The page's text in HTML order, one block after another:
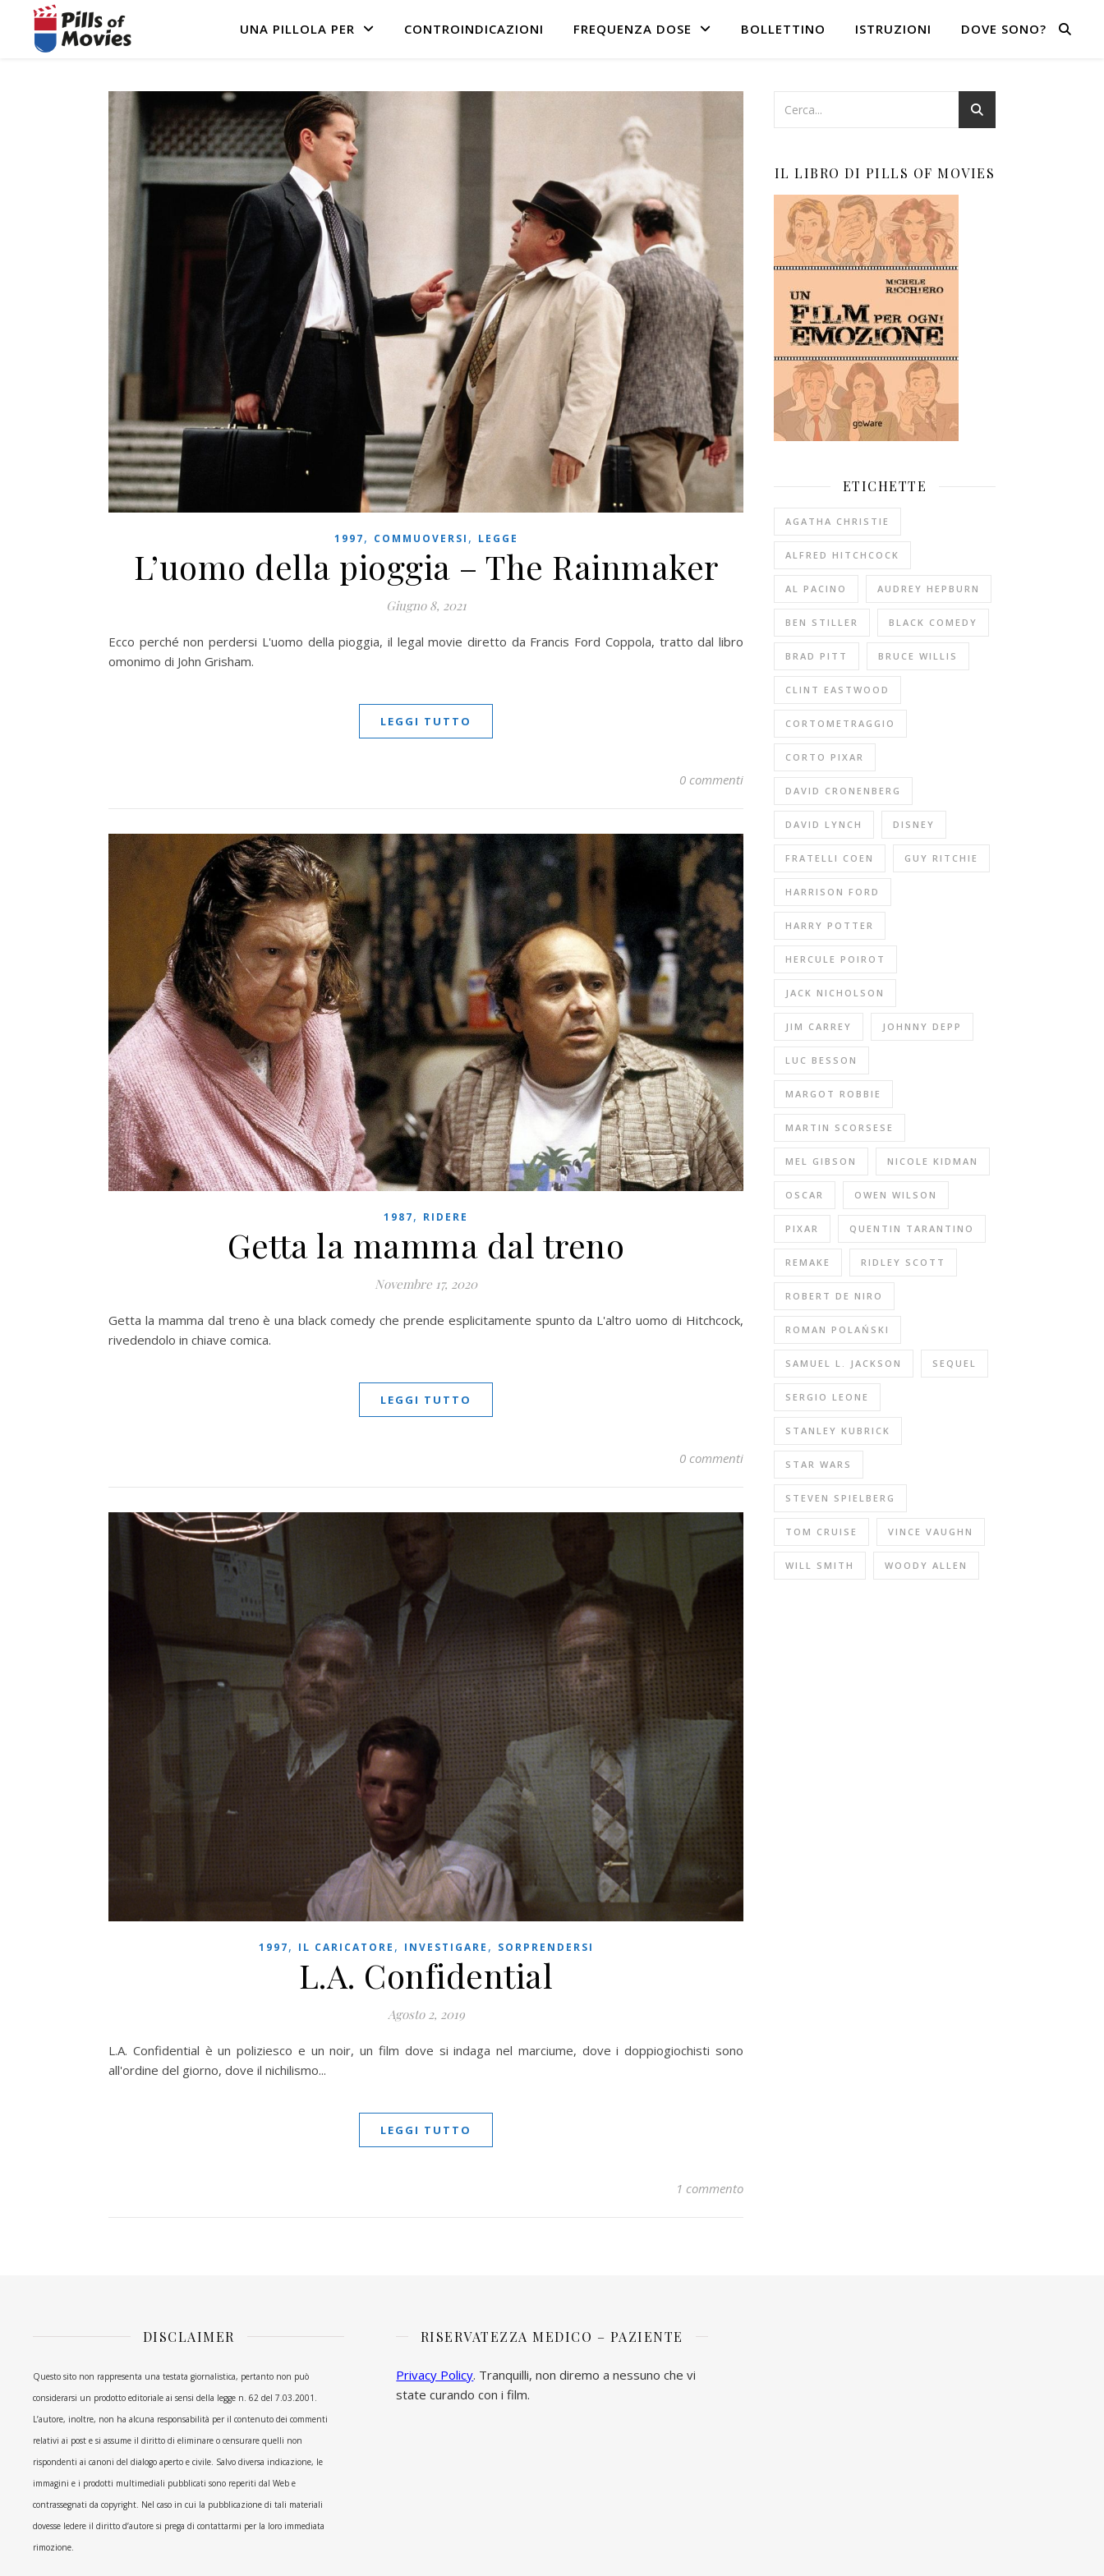
UNA PILLOLA PER CONTROINDICAZIONI FREQUENZA DOSE BOLLETTINO ISTRUZIONI DOVE SONO?
1997, COMMUOVERSI , LEGGE
L’uomo della pioggia – The Rainmaker
Giugno 8, 2021
Ecco perché non perdersi L'uomo della pioggia, il legal movie diretto da Francis Ford Coppola, tratto dal libro
omonimo di John Grisham.
LEGGI TUTTO
0 commenti
1987, RIDERE
Getta la mamma dal treno
Novembre 17, 2020
Getta la mamma dal treno è una black comedy che prende esplicitamente spunto da L'altro uomo di Hitchcock,
rivedendolo in chiave comica.
LEGGI TUTTO
0 commenti
1997, IL CARICATORE , INVESTIGARE , SORPRENDERSI
L.A. Confidential
Agosto 2, 2019
L.A. Confidential è un poliziesco e un noir, un film dove si indaga nel marciume, dove i doppiogiochisti sono
all'ordine del giorno, dove il nichilismo...
LEGGI TUTTO
1 commento
IL LIBRO DI PILLS OF MOVIES
ETICHETTE
AGATHA CHRISTIE
ALFRED HITCHCOCK
AL PACINO AUDREY HEPBURN
BEN STILLER BLACK COMEDY
BRAD PITT BRUCE WILLIS
CLINT EASTWOOD
CORTOMETRAGGIO
CORTO PIXAR
DAVID CRONENBERG
DAVID LYNCH DISNEY
FRATELLI COEN GUY RITCHIE
HARRISON FORD
HARRY POTTER
HERCULE POIROT
JACK NICHOLSON
JIM CARREY JOHNNY DEPP
LUC BESSON
MARGOT ROBBIE
MARTIN SCORSESE
MEL GIBSON NICOLE KIDMAN
OSCAR OWEN WILSON
PIXAR QUENTIN TARANTINO
REMAKE RIDLEY SCOTT
ROBERT DE NIRO
ROMAN POLAŃSKI
SAMUEL L. JACKSON SEQUEL
SERGIO LEONE
STANLEY KUBRICK
STAR WARS
STEVEN SPIELBERG
TOM CRUISE VINCE VAUGHN
WILL SMITH WOODY ALLEN
DISCLAIMER
Questo sito non rappresenta una testata giornalistica, pertanto non può
considerarsi un prodotto editoriale ai sensi della legge n. 62 del 7.03.2001.
L’autore, inoltre, non ha alcuna responsabilità per il contenuto dei commenti
relativi ai post e si assume il diritto di eliminare o censurare quelli non
rispondenti ai canoni del dialogo aperto e civile. Salvo diversa indicazione, le
immagini e i prodotti multimediali pubblicati sono reperiti dal Web e
contrassegnati da copyright. Nel caso in cui la pubblicazione di tali materiali
dovesse ledere il diritto d’autore si prega di contattarmi per la loro immediata
rimozione.
RISERVATEZZA MEDICO – PAZIENTE
Privacy Policy. Tranquilli, non diremo a nessuno che vi
state curando con i film.